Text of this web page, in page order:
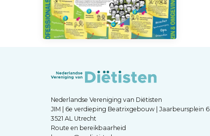
Nederlandse Vereniging van Diëtisten
JIM | 6e verdieping Beatrixgebouw | Jaarbeursplein 6
3521 AL Utrecht
Route en bereikbaarheid